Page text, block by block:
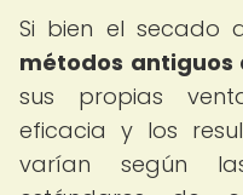
Si bien el secado
métodos antiguos
sus propias
eficacia y los
varían según